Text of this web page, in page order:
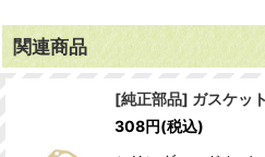
関連商品
[純正部品] ガスケッ
308円(税込)